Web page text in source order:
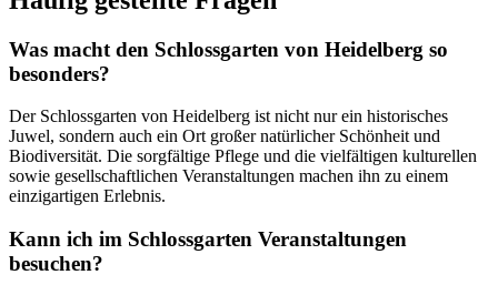
Was macht den Schlossgarten von Heidelberg so
besonders?
Der Schlossgarten von Heidelberg ist nicht nur ein historisches
Juwel, sondern auch ein Ort großer natürlicher Schönheit und
Biodiversität. Die sorgfältige Pflege und die vielfältigen kulturellen
sowie gesellschaftlichen Veranstaltungen machen ihn zu einem
einzigartigen Erlebnis.
Kann ich im Schlossgarten Veranstaltungen
besuchen?